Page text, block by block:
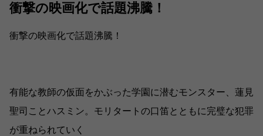
衝撃の映画化で話題沸騰！
衝撃の映画化で話題沸騰！
有能な教師の仮面をかぶった学園に潜むモンスター、蓮見
聖司ことハスミン。モリタートの口笛とともに完璧な犯罪
が重ねられていく